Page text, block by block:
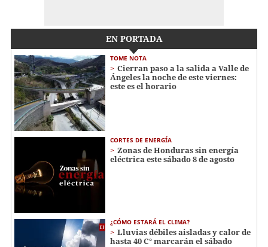
EN PORTADA
TOME NOTA
Cierran paso a la salida a Valle de
Ángeles la noche de este viernes:
este es el horario
CORTES DE ENERGÍA
Zonas de Honduras sin energía
eléctrica este sábado 8 de agosto
¿CÓMO ESTARÁ EL CLIMA?
Lluvias débiles aisladas y calor de
hasta 40 C° marcarán el sábado